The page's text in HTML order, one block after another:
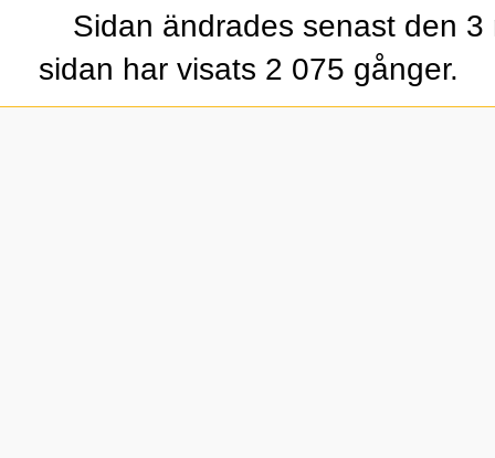
Sidan ändrades senast den
sidan har visats 2 075 gånger.